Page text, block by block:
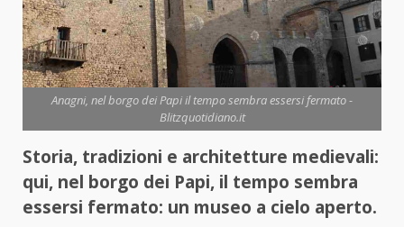
Anagni, nel borgo dei Papi il tempo sembra essersi fermato -
Blitzquotidiano.it
Storia, tradizioni e architetture medievali:
qui, nel borgo dei Papi, il tempo sembra
essersi fermato: un museo a cielo aperto.